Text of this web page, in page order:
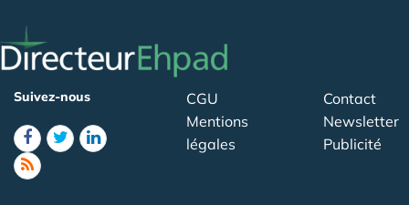
Suivez-nous
CGU
Mentions
légales
Contact
Newsletter
Publicité